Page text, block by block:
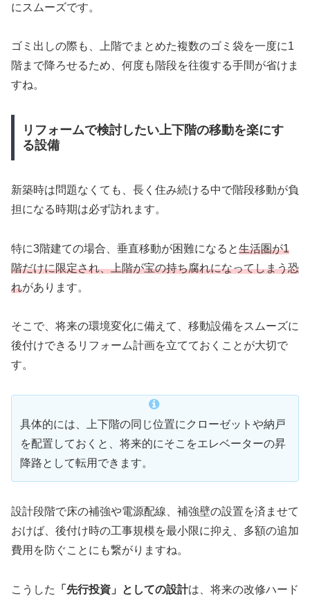
にスムーズです。
ゴミ出しの際も、上階でまとめた複数のゴミ袋を一度に1
階まで降ろせるため、何度も階段を往復する手間が省けま
すね。
リフォームで検討したい上下階の移動を楽にす
る設備
新築時は問題なくても、長く住み続ける中で階段移動が負
担になる時期は必ず訪れます。
特に3階建ての場合、垂直移動が困難になると生活圏が1
階だけに限定され、上階が宝の持ち腐れになってしまう恐
れがあります。
そこで、将来の環境変化に備えて、移動設備をスムーズに
後付けできるリフォーム計画を立てておくことが大切で
す。
具体的には、上下階の同じ位置にクローゼットや納戸
を配置しておくと、将来的にそこをエレベーターの昇
降路として転用できます。
設計段階で床の補強や電源配線、補強壁の設置を済ませて
おけば、後付け時の工事規模を最小限に抑え、多額の追加
費用を防ぐことにも繋がりますね。
こうした 「先行投資」としての設計は、将来の改修ハード